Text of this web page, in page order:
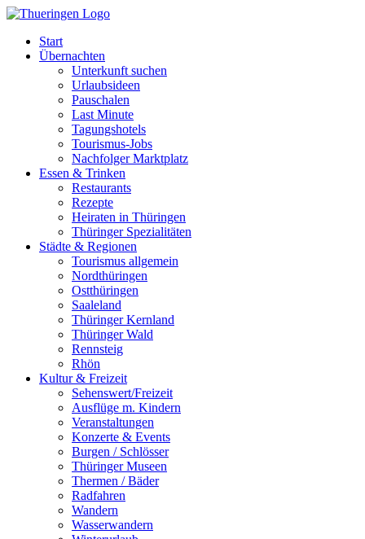
Start
Übernachten
Unterkunft suchen
Urlaubsideen
Pauschalen
Last Minute
Tagungshotels
Tourismus-Jobs
Nachfolger Marktplatz
Essen & Trinken
Restaurants
Rezepte
Heiraten in Thüringen
Thüringer Spezialitäten
Städte & Regionen
Tourismus allgemein
Nordthüringen
Ostthüringen
Saaleland
Thüringer Kernland
Thüringer Wald
Rennsteig
Rhön
Kultur & Freizeit
Sehenswert/Freizeit
Ausflüge m. Kindern
Veranstaltungen
Konzerte & Events
Burgen / Schlösser
Thüringer Museen
Thermen / Bäder
Radfahren
Wandern
Wasserwandern